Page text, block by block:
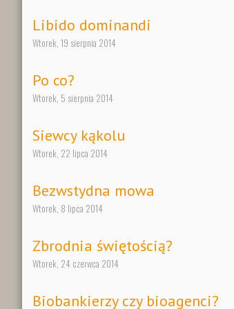
Libido dominandi
Wtorek, 19 sierpnia 2014
Po co?
Wtorek, 5 sierpnia 2014
Siewcy kąkolu
Wtorek, 22 lipca 2014
Bezwstydna mowa
Wtorek, 8 lipca 2014
Zbrodnia świętością?
Wtorek, 24 czerwca 2014
Biobankierzy czy bioagenci?